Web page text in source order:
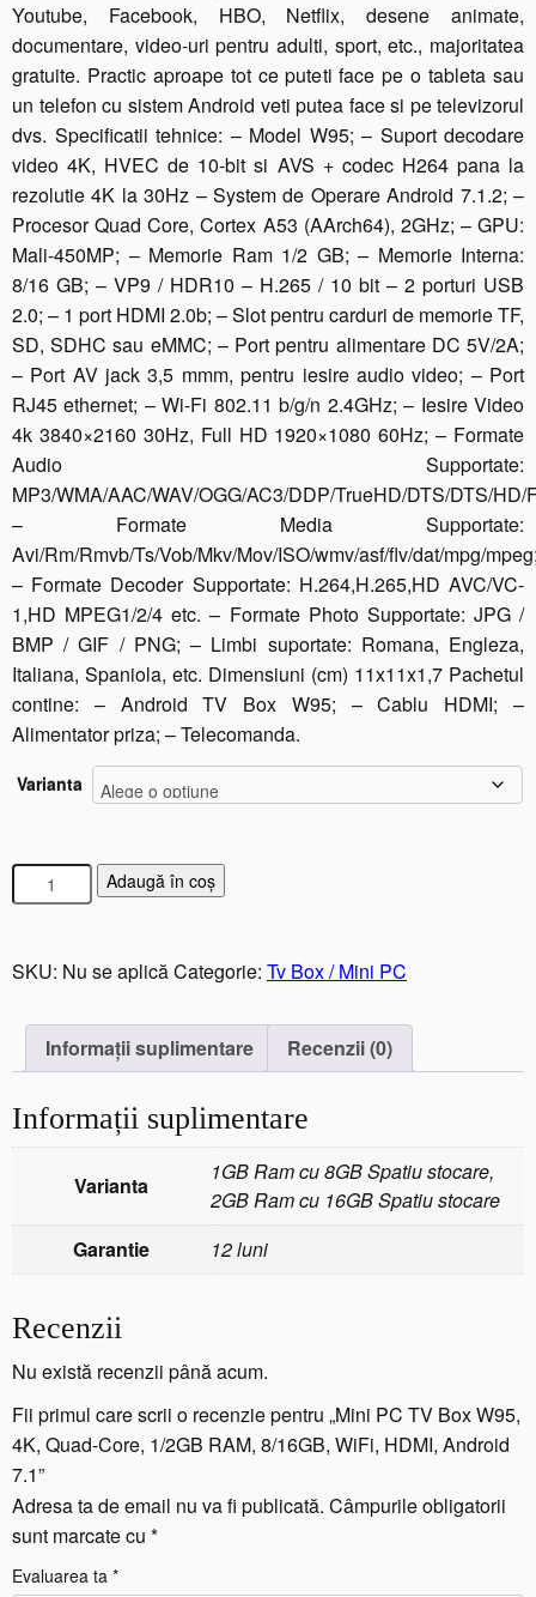
Youtube, Facebook, HBO, Netflix, desene animate,
documentare, video-uri pentru adulti, sport, etc., majoritatea
gratuite. Practic aproape tot ce puteti face pe o tableta sau
un telefon cu sistem Android veti putea face si pe televizorul
dvs. Specificatii tehnice: – Model W95; – Suport decodare
video 4K, HVEC de 10-bit si AVS + codec H264 pana la
rezolutie 4K la 30Hz – System de Operare Android 7.1.2; –
Procesor Quad Core, Cortex A53 (AArch64), 2GHz; – GPU:
Mali-450MP; – Memorie Ram 1/2 GB; – Memorie Interna:
8/16 GB; – VP9 / HDR10 – H.265 / 10 bit – 2 porturi USB
2.0; – 1 port HDMI 2.0b; – Slot pentru carduri de memorie TF,
SD, SDHC sau eMMC; – Port pentru alimentare DC 5V/2A;
– Port AV jack 3,5 mmm, pentru iesire audio video; – Port
RJ45 ethernet; – Wi-Fi 802.11 b/g/n 2.4GHz; – Iesire Video
4k 3840×2160 30Hz, Full HD 1920×1080 60Hz; – Formate
Audio Supportate:
MP3/WMA/AAC/WAV/OGG/AC3/DDP/TrueHD/DTS/DTS/HD/
– Formate Media Supportate:
Avi/Rm/Rmvb/Ts/Vob/Mkv/Mov/ISO/wmv/asf/flv/dat/mpg/
– Formate Decoder Supportate: H.264,H.265,HD AVC/VC-
1,HD MPEG1/2/4 etc. – Formate Photo Supportate: JPG /
BMP / GIF / PNG; – Limbi suportate: Romana, Engleza,
Italiana, Spaniola, etc. Dimensiuni (cm) 11x11x1,7 Pachetul
contine: – Android TV Box W95; – Cablu HDMI; –
Alimentator priza; – Telecomanda.
Varianta
C
a
i
M
P
T
B
x
W
9
5,
4
K,
Q
a
Adaugă în coș
SKU: Nu se aplicăCategorie: Tv Box / Mini PC
Informații suplimentare Recenzii (0)
Informații suplimentare
Varianta
1GB Ram cu 8GB Spatiu stocare,
2GB Ram cu 16GB Spatiu stocare
Garantie
12 luni
Recenzii
Nu există recenzii până acum.
Fii primul care scrii o recenzie pentru „Mini PC TV Box W95,
4K, Quad-Core, 1/2GB RAM, 8/16GB, WiFi, HDMI, Android
7.1”
Adresa ta de email nu va fi publicată. Câmpurile obligatorii
sunt marcate cu *
Evaluarea ta *